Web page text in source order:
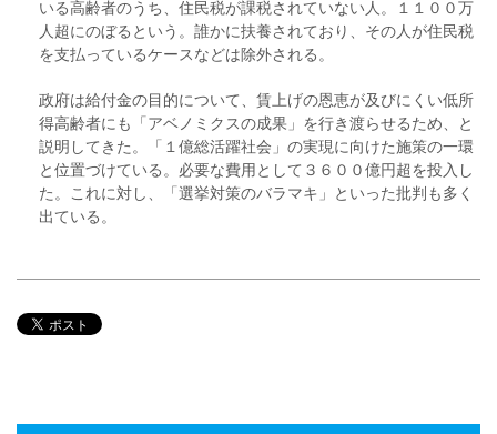
いる高齢者のうち、住民税が課税されていない人。１１００万
人超にのぼるという。誰かに扶養されており、その人が住民税
を支払っているケースなどは除外される。
政府は給付金の目的について、賃上げの恩恵が及びにくい低所
得高齢者にも「アベノミクスの成果」を行き渡らせるため、と
説明してきた。「１億総活躍社会」の実現に向けた施策の一環
と位置づけている。必要な費用として３６００億円超を投入し
た。これに対し、「選挙対策のバラマキ」といった批判も多く
出ている。